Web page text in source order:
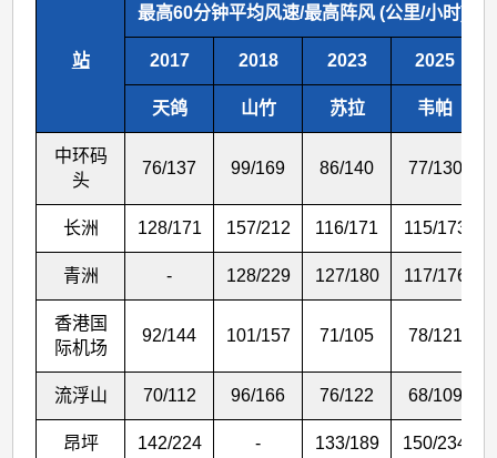
站
最高60分钟平均风速/最高阵风 (公里/小时)
2017 2018 2023 2025
天鸽 山竹 苏拉 韦帕
中环码
头
76/137 99/169 86/140 77/130
长洲 128/171 157/212 116/171 115/173
青洲 - 128/229 127/180 117/176
香港国
际机场
92/144 101/157 71/105 78/121
流浮山 70/112 96/166 76/122 68/109
昂坪 142/224 - 133/189 150/234